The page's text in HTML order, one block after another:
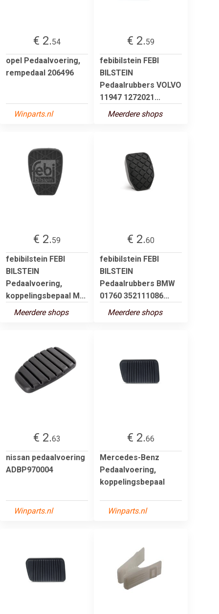
€ 2.54
opel Pedaalvoering,
rempedaal 206496
Winparts.nl
€ 2.59
febibilstein FEBI
BILSTEIN
Pedaalrubbers VOLVO
11947 1272021...
Meerdere shops
€ 2.59
febibilstein FEBI
BILSTEIN
Pedaalvoering,
koppelingsbepaal M...
Meerdere shops
€ 2.60
febibilstein FEBI
BILSTEIN
Pedaalrubbers BMW
01760 352111086...
Meerdere shops
€ 2.63
nissan pedaalvoering
ADBP970004
Winparts.nl
€ 2.66
Mercedes-Benz
Pedaalvoering,
koppelingsbepaal
Winparts.nl